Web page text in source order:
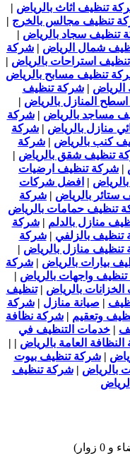
تنظيف اثاث بالرياض |
تنظيف مجالس بالخرج |
تنظيف سجاد بالرياض |
شمال الرياض | شركة
استراحات بالرياض |
تنظيف مسابح بالرياض
الرياض |شركة تنظيف
المنازل بالرياض |
مساجد بالرياض |شركة
منازل بالرياض | شركة
كنب بالرياض | شركة
تنظيف شقق بالرياض |
| شركة تنظيف ارضيات
| افضل شركات
ستائر بالرياض | شركة
تنظيف حمامات بالرياض
منازل بالدلم |شركة
بالزلفي |شركة
منازل بالرياض |
بيارات بالرياض | شركة
واجهات بالرياض |
بالرياض |تنظيف
| صيانة منازل |شركة
وتعقيم | شركة نظافة
| خدمات التنظيف في
العامة بالرياض | |
|شركة تنظيف بيوت
بالرياض |شركة تنظيف